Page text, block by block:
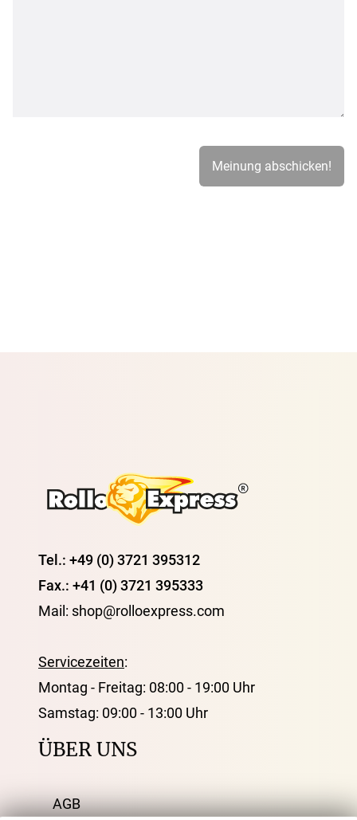
Tel.: +49 (0) 3721 395312
Fax.: +41 (0) 3721 395333
Mail: shop@rolloexpress.com
Servicezeiten:
Montag - Freitag: 08:00 - 19:00 Uhr
Samstag: 09:00 - 13:00 Uhr
ÜBER UNS
AGB